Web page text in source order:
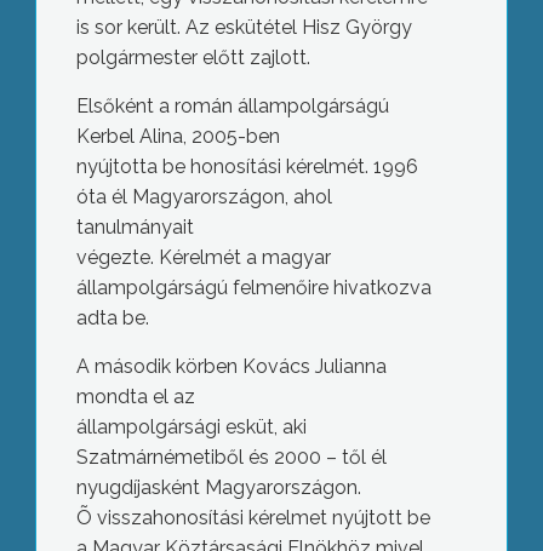
is sor került. Az eskütétel Hisz György
polgármester előtt zajlott.
Elsőként a román állampolgárságú
Kerbel Alina, 2005-ben
nyújtotta be honosítási kérelmét. 1996
óta él Magyarországon, ahol
tanulmányait
végezte. Kérelmét a magyar
állampolgárságú felmenőire hivatkozva
adta be.
A második körben Kovács Julianna
mondta el az
állampolgársági esküt, aki
Szatmárnémetiből és 2000 – től él
nyugdíjasként Magyarországon.
Õ visszahonosítási kérelmet nyújtott be